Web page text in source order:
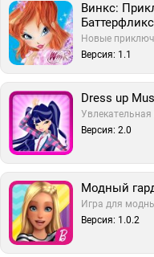
Винкс:
Баттерфликс
Новые
Версия: 1.1
Dress up
Увлекательная
Версия: 2.0
Модный
Игра для
Версия: 1.0.2